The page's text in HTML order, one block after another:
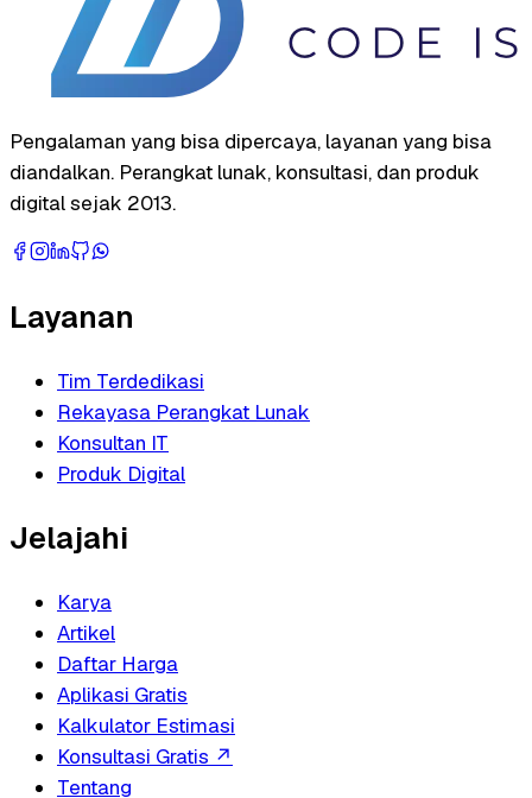
Pengalaman yang bisa dipercaya, layanan yang bisa
diandalkan. Perangkat lunak, konsultasi, dan produk
digital sejak 2013.
Layanan
Tim Terdedikasi
Rekayasa Perangkat Lunak
Konsultan IT
Produk Digital
Jelajahi
Karya
Artikel
Daftar Harga
Aplikasi Gratis
Kalkulator Estimasi
Konsultasi Gratis ↗
Tentang